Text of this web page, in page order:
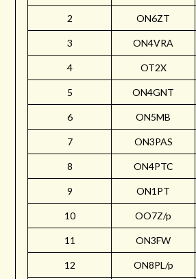
2 ON6ZT
3 ON4VRA
4 OT2X
5 ON4GNT
6 ON5MB
7 ON3PAS
8 ON4PTC
9 ON1PT
10 OO7Z/p
11 ON3FW
12 ON8PL/p